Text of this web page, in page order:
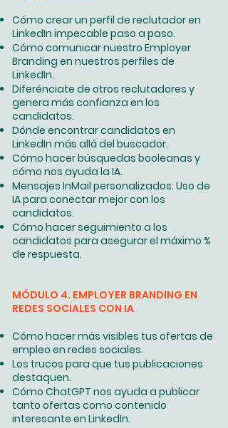
Cómo crear un perfil de reclutador en
LinkedIn impecable paso a paso.
Cómo comunicar nuestro Employer
Branding en nuestros perfiles de
LinkedIn.
Diferénciate de otros reclutadores y
genera más confianza en los
candidatos.
Dónde encontrar candidatos en
LinkedIn más allá del buscador.
Cómo hacer búsquedas booleanas y
cómo nos ayuda la IA.
Mensajes InMail personalizados: Uso de
IA para conectar mejor con los
candidatos.
Cómo hacer seguimiento a los
candidatos para asegurar el máximo %
de respuesta.
MÓDULO 4. EMPLOYER BRANDING EN
REDES SOCIALES CON IA
Cómo hacer más visibles tus ofertas de
empleo en redes sociales.
Los trucos para que tus publicaciones
destaquen.
Cómo ChatGPT nos ayuda a publicar
tanto ofertas como contenido
interesante en LinkedIn.